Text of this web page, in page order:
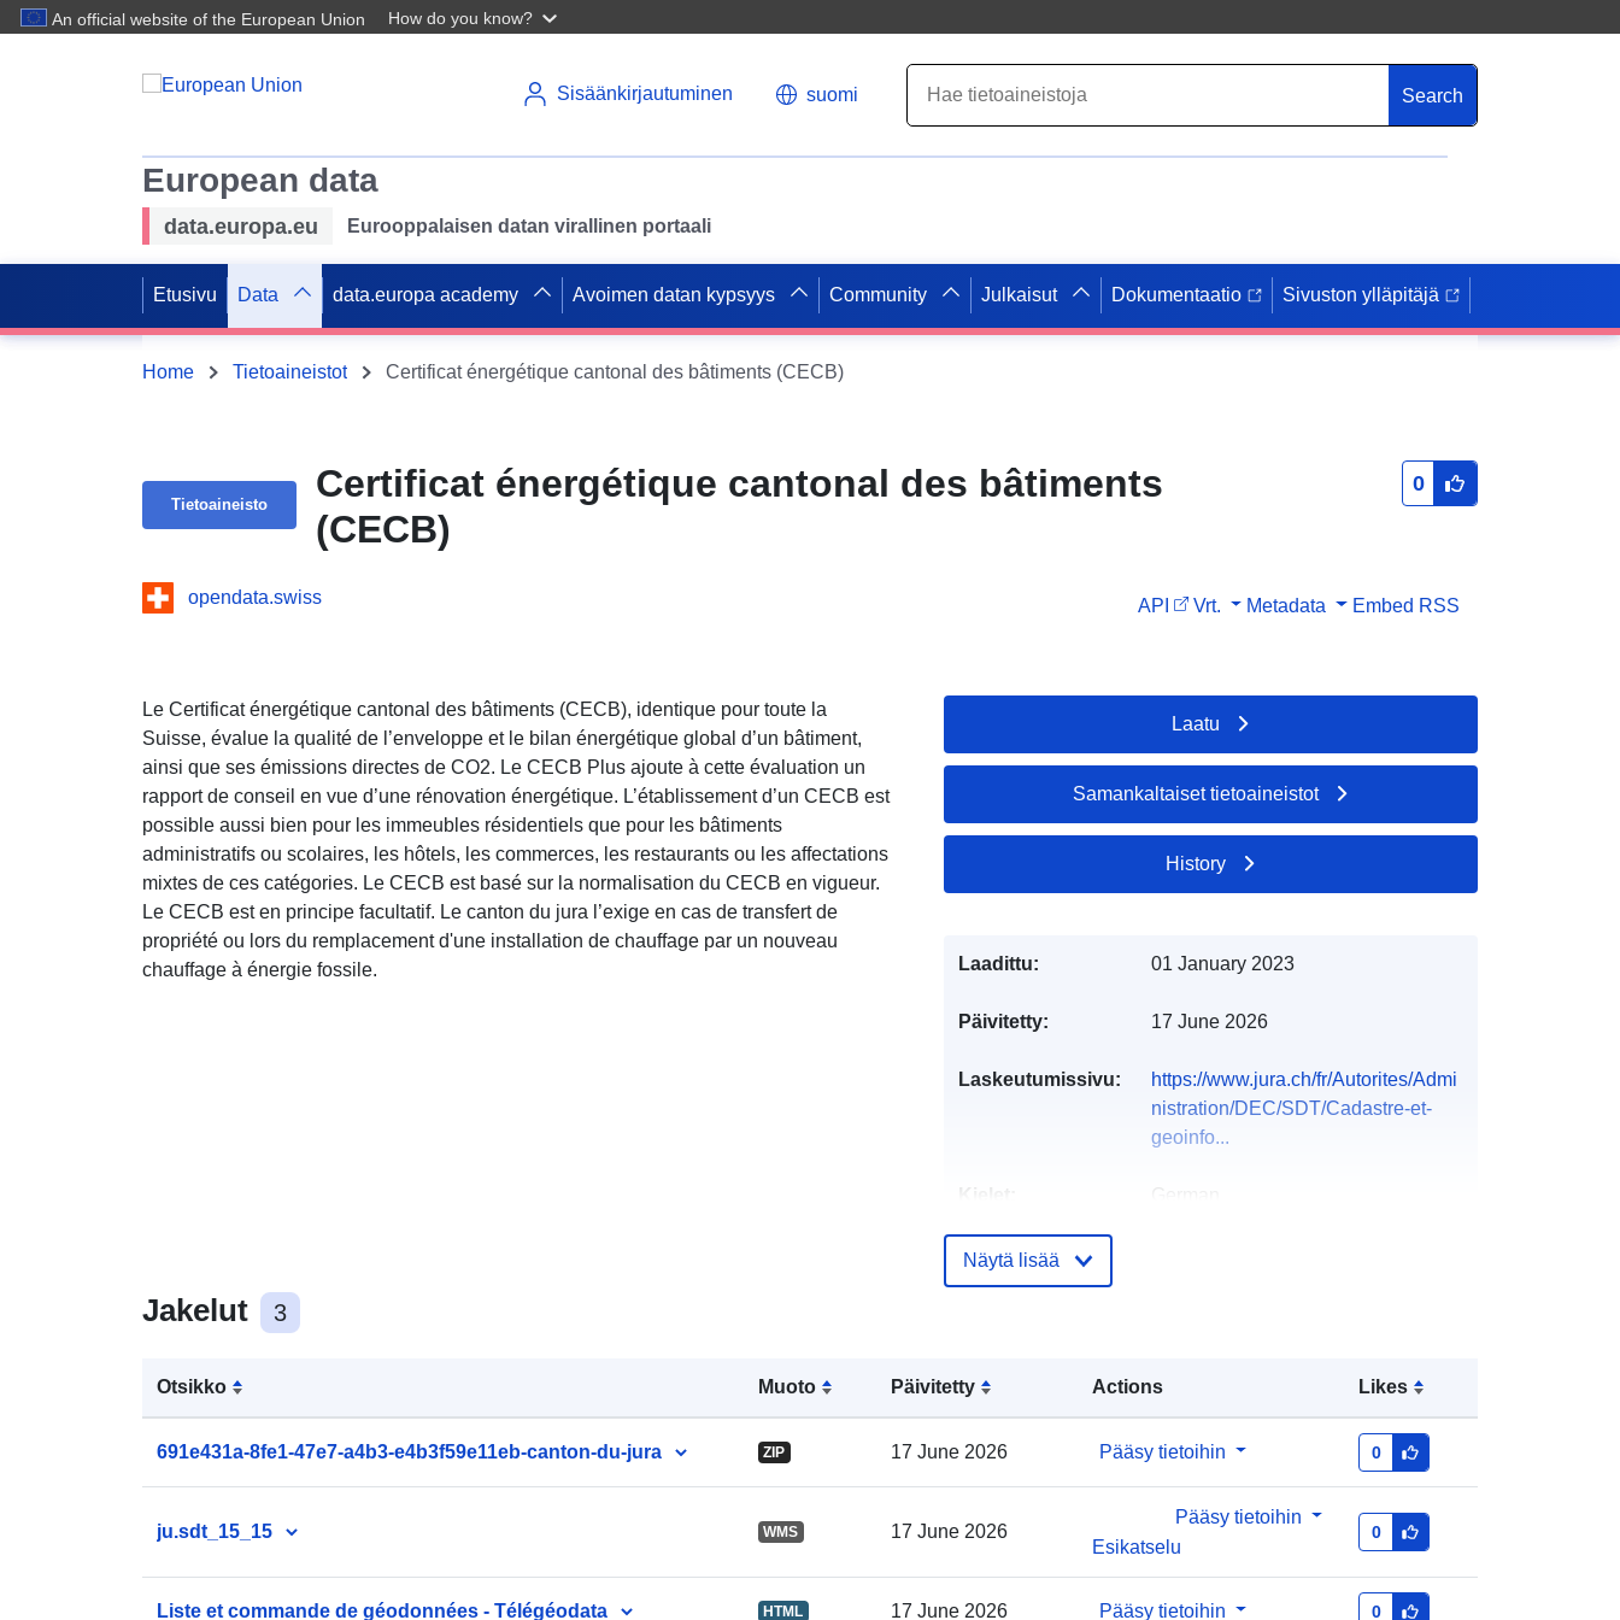
An official website of the European Union How do you know?
Sisäänkirjautuminen suomi Search
European data
data.europa.eu Eurooppalaisen datan virallinen portaali
Etusivu Data data.europa academy Avoimen datan kypsyys Community Julkaisut Dokumentaatio Sivuston ylläpitäjä
Home Tietoaineistot Certificat énergétique cantonal des bâtiments (CECB)
Tietoaineisto
Certificat énergétique cantonal des bâtiments
(CECB)
0
opendata.swiss API Vrt. Metadata Embed RSS
Le Certificat énergétique cantonal des bâtiments (CECB), identique pour toute la
Suisse, évalue la qualité de l’enveloppe et le bilan énergétique global d’un bâtiment,
ainsi que ses émissions directes de CO2. Le CECB Plus ajoute à cette évaluation un
rapport de conseil en vue d’une rénovation énergétique. L’établissement d’un CECB est
possible aussi bien pour les immeubles résidentiels que pour les bâtiments
administratifs ou scolaires, les hôtels, les commerces, les restaurants ou les affectations
mixtes de ces catégories. Le CECB est basé sur la normalisation du CECB en vigueur.
Le CECB est en principe facultatif. Le canton du jura l’exige en cas de transfert de
propriété ou lors du remplacement d'une installation de chauffage par un nouveau
chauffage à énergie fossile.
Jakelut 3
Otsikko Muoto Päivitetty Actions Likes
691e431a-8fe1-47e7-a4b3-e4b3f59e11eb-canton-du-jura ZIP 17 June 2026 Pääsy tietoihin 0
ju.sdt_15_15 WMS 17 June 2026
Pääsy tietoihin
Esikatselu
0
Liste et commande de géodonnées - Télégéodata HTML 17 June 2026 Pääsy tietoihin 0
Laatu
Samankaltaiset tietoaineistot
History
Laadittu: 01 January 2023
Päivitetty: 17 June 2026
Laskeutumissivu:
https://www.jura.ch/fr/Autorites/Admi
nistration/DEC/SDT/Cadastre-et-
geoinfo...
Kielet:
Luetteloluetteloa
Päivitetty data.europa.eu: 01 August
2026
691E431A-8FE1-47E7-A4B3-
Näytä lisää